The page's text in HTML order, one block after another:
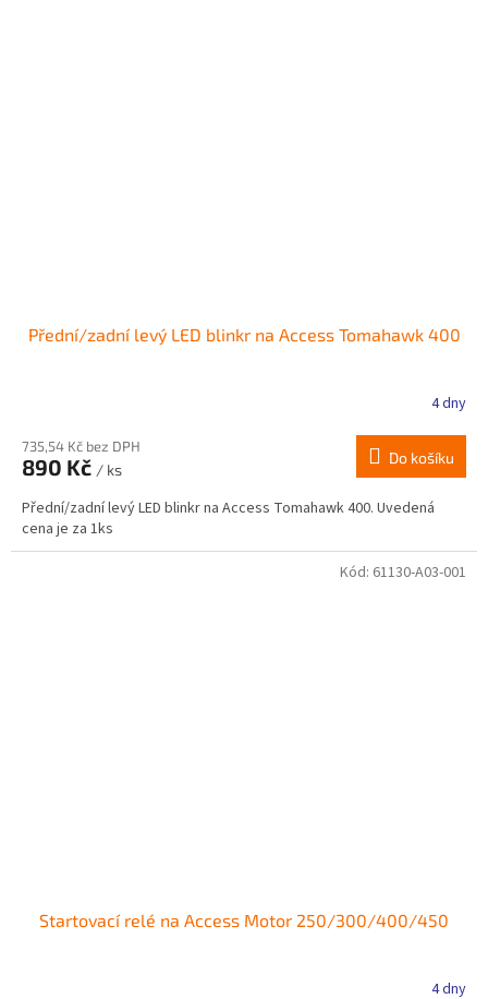
Přední/zadní levý LED blinkr na Access Tomahawk 400
4 dny
735,54 Kč bez DPH
890 Kč / ks
Do košíku
Přední/zadní levý LED blinkr na Access Tomahawk 400. Uvedená
cena je za 1ks
Startovací relé na Access Motor 250/300/400/450
4 dny
Kód: 61130-A03-001